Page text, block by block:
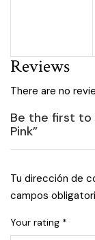
Reviews
There are no
Be the first to
Pink”
Tu dirección de
campos
Your rating *